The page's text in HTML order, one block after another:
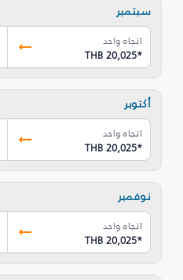
سبتمبر
اتجاه واحد
THB 20,025*
أكتوبر
اتجاه واحد
THB 20,025*
نوفمبر
اتجاه واحد
THB 20,025*